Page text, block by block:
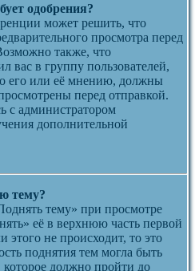
одобрения?
может решить, что
просмотра перед
также, что
вас в группу пользователей,
его или её мнению, должны
перед отправкой.
с администратором
дополнительной
тему?
тему» при просмотре
её в верхнюю часть первой
этого не происходит, то это
поднятия тем могла быть
должно пройти до